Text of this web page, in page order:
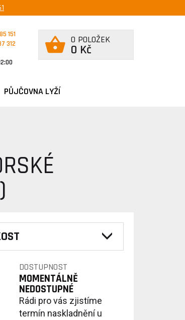
151
312
0 POLOŽEK
0 Kč
PŮJČOVNA LYŽÍ
DOSTUPNOST
MOMENTÁLNĚ
NEDOSTUPNÉ
Rádi pro vás zjistíme
termín naskladnění u